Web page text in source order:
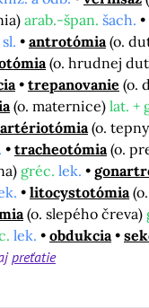
arab.-špan. šach.
antrotómia (o.
(o. hrudnej
trepanovanie (o.
(o. maternice) lat. +
artériotómia (o.
tracheotómia (o.
gréc. lek.
litocystotómia
(o. slepého čreva)
lek. obdukcia
preťatie